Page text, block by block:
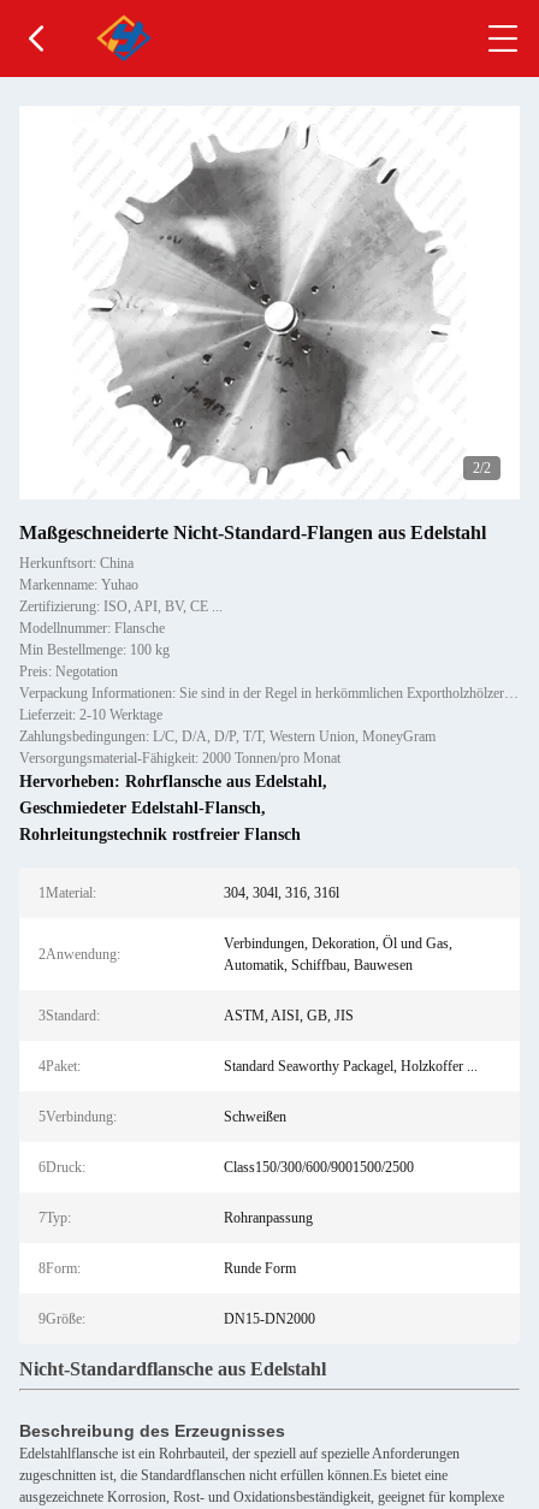
2/2
Maßgeschneiderte Nicht-Standard-Flangen aus Edelstahl
Herkunftsort: China
Markenname: Yuhao
Zertifizierung: ISO, API, BV, CE ...
Modellnummer: Flansche
Min Bestellmenge: 100 kg
Preis: Negotation
Verpackung Informationen: Sie sind in der Regel in herkömmlichen Exportholzhölzern verpackt.
Lieferzeit: 2-10 Werktage
Zahlungsbedingungen: L/C, D/A, D/P, T/T, Western Union, MoneyGram
Versorgungsmaterial-Fähigkeit: 2000 Tonnen/pro Monat
Hervorheben: Rohrflansche aus Edelstahl,
Geschmiedeter Edelstahl-Flansch,
Rohrleitungstechnik rostfreier Flansch
1Material: 304, 304l, 316, 316l
2Anwendung:
Verbindungen, Dekoration, Öl und Gas,
Automatik, Schiffbau, Bauwesen
3Standard: ASTM, AISI, GB, JIS
4Paket: Standard Seaworthy Packagel, Holzkoffer ...
5Verbindung: Schweißen
6Druck: Class150/300/600/9001500/2500
7Typ: Rohranpassung
8Form: Runde Form
9Größe: DN15-DN2000
Nicht-Standardflansche aus Edelstahl
Beschreibung des Erzeugnisses
Edelstahlflansche ist ein Rohrbauteil, der speziell auf spezielle Anforderungen
zugeschnitten ist, die Standardflanschen nicht erfüllen können.Es bietet eine
ausgezeichnete Korrosion, Rost- und Oxidationsbeständigkeit, geeignet für komplexe